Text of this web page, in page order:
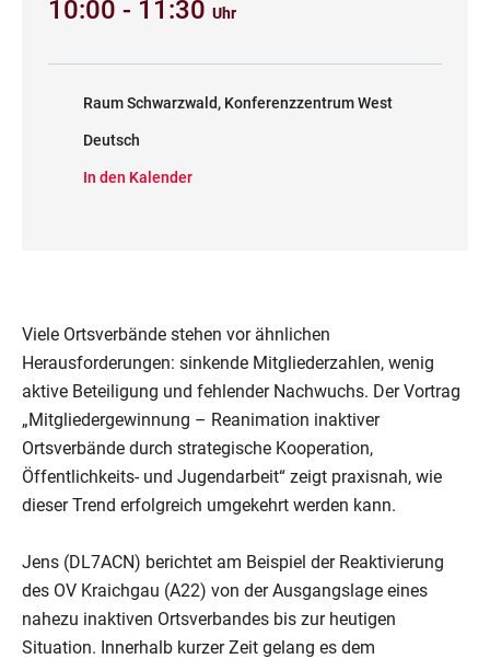
10:00 - 11:30 Uhr
Raum Schwarzwald, Konferenzzentrum West
Deutsch
In den Kalender
Viele Ortsverbände stehen vor ähnlichen
Herausforderungen: sinkende Mitgliederzahlen, wenig
aktive Beteiligung und fehlender Nachwuchs. Der Vortrag
„Mitgliedergewinnung – Reanimation inaktiver
Ortsverbände durch strategische Kooperation,
Öffentlichkeits- und Jugendarbeit“ zeigt praxisnah, wie
dieser Trend erfolgreich umgekehrt werden kann.
Jens (DL7ACN) berichtet am Beispiel der Reaktivierung
des OV Kraichgau (A22) von der Ausgangslage eines
nahezu inaktiven Ortsverbandes bis zur heutigen
Situation. Innerhalb kurzer Zeit gelang es dem